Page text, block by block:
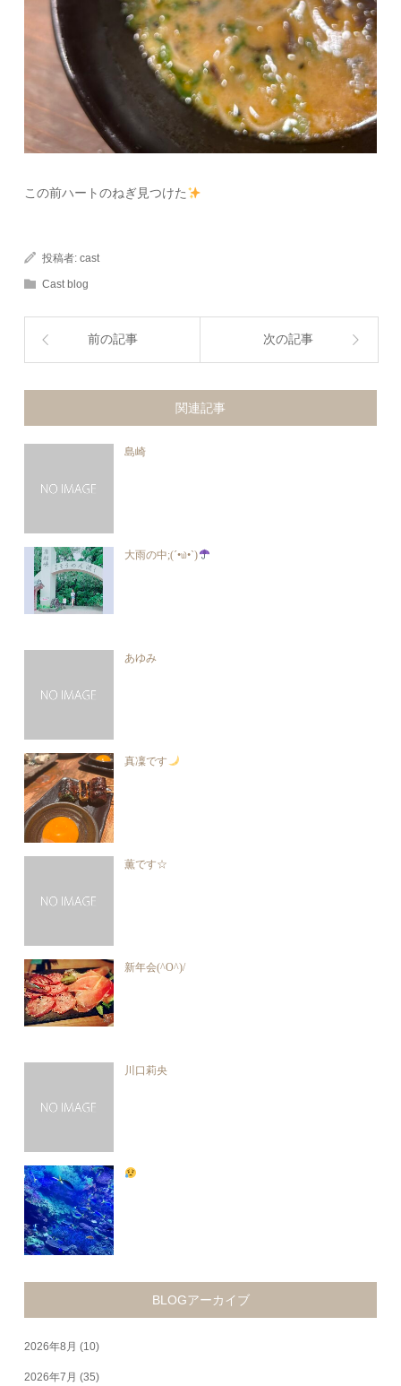
この前ハートのねぎ見つけた
投稿者:cast
Cast blog
前の記事 次の記事
関連記事
島崎
大雨の中;(´•௰•`)
あゆみ
真凜です
薫です☆
新年会(^O^)/
川口莉央
BLOGアーカイブ
2026年8月 (10)
2026年7月 (35)